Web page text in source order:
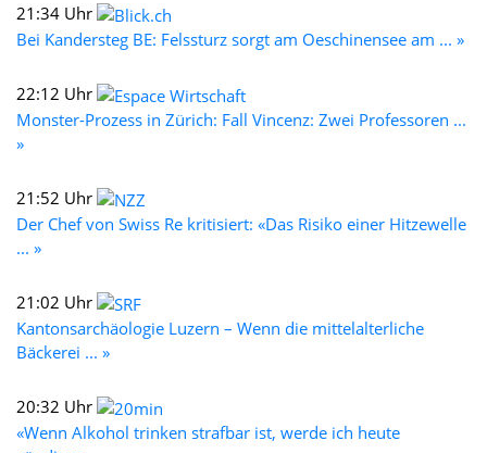
21:34 Uhr
Bei Kandersteg BE: Felssturz sorgt am Oeschinensee am ... »
22:12 Uhr
Monster-Prozess in Zürich: Fall Vincenz: Zwei Professoren ...
»
21:52 Uhr
Der Chef von Swiss Re kritisiert: «Das Risiko einer Hitzewelle
... »
21:02 Uhr
Kantonsarchäologie Luzern – Wenn die mittelalterliche
Bäckerei ... »
20:32 Uhr
«Wenn Alkohol trinken strafbar ist, werde ich heute